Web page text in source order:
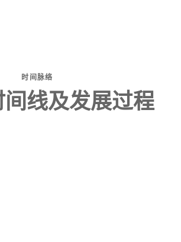
时间脉络
线及发展过程